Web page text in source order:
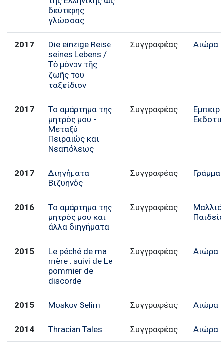
δεύτερης
γλώσσας
2017
Die einzige Reise
seines Lebens /
Τὸ μόνον τῆς
ζωῆς του
ταξείδιον
Συγγραφέας Αιώρα
2017
Το αμάρτημα της
μητρός μου -
Μεταξύ
Πειραιώς και
Νεαπόλεως
Συγγραφέας
2017
Διηγήματα
Βιζυηνός
Συγγραφέας
2016
Το αμάρτημα της
μητρός μου και
άλλα διηγήματα
Συγγραφέας
2015
Le péché de ma
mère : suivi de Le
pommier de
discorde
Συγγραφέας Αιώρα
2015 Moskov Selim Συγγραφέας Αιώρα
2014 Thracian Tales Συγγραφέας Αιώρα